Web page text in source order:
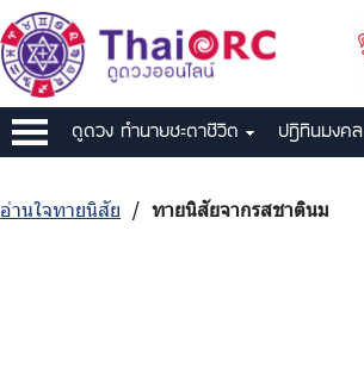
ดูดวง ทำนายชะตาชีวิต ปฎิทินมงคล
อ่านใจทายนิสัย / ทายนิสัยจากรสชาตินม